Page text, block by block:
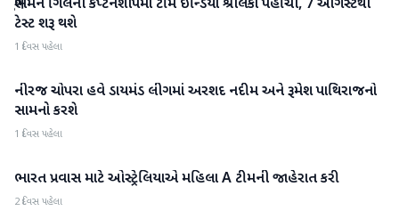
શુભમન ગિલની કેપ્ટનશીપમાં ટીમ ઈન્ડિયા શ્રીલંકા પહોંચી, 7 ઓગસ્ટથી
ટેસ્ટ શરૂ થશે
1 દિવસ પહેલા
રમતગમત
નીરજ ચોપરા હવે ડાયમંડ લીગમાં અરશદ નદીમ અને રૂમેશ પાથિરાજનો
સામનો કરશે
1 દિવસ પહેલા
રમતગમત
ભારત પ્રવાસ માટે ઓસ્ટ્રેલિયાએ મહિલા A ટીમની જાહેરાત કરી
2 દિવસ પહેલા